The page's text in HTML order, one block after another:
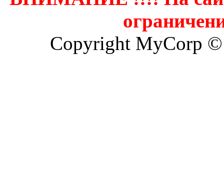
Copyright MyCorp